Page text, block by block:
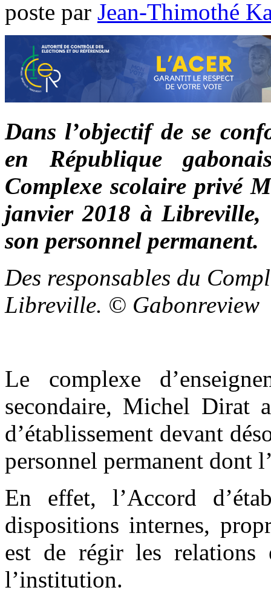
poste par Jean-Thimothé
Dans l’objectif de se
en République
Complexe scolaire privé
janvier 2018 à Libreville,
son personnel permanent.
Des responsables du
Libreville. © Gabonreview
Le complexe
secondaire, Michel Dirat
d’établissement devant
personnel permanent dont
En effet, l’Accord
dispositions internes,
est de régir les relations
l’institution.